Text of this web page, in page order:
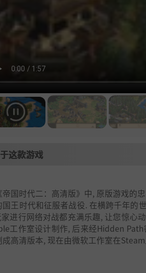
这款游戏
帝国时代二：高清版》中, 原版游戏的
国王时代和征服者战役. 在横跨千年的
进行网络对战都充满乐趣, 让您惊心
工作室设计制作, 后来经Hidden
成高清版本, 现在由微软工作室在